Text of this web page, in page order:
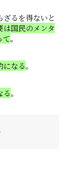
るを得ないと
は国民のメンタ
て。
になる。
る。